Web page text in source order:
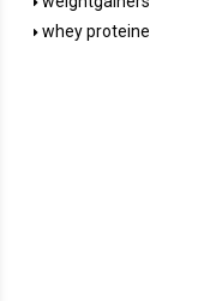
whey proteine